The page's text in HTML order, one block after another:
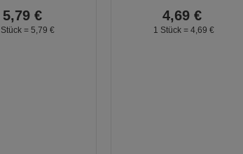
5,79 €
= 5, 79 €
4,69 €
1 Stück = 4, 69 €